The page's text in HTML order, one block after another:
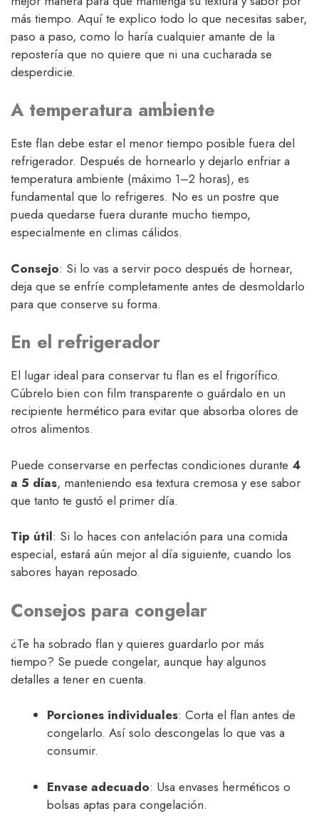
más tiempo. Aquí te explico todo lo que necesitas saber,
paso a paso, como lo haría cualquier amante de la
repostería que no quiere que ni una cucharada se
desperdicie.
A temperatura ambiente
Este flan debe estar el menor tiempo posible fuera del
refrigerador. Después de hornearlo y dejarlo enfriar a
temperatura ambiente (máximo 1–2 horas), es
fundamental que lo refrigeres. No es un postre que
pueda quedarse fuera durante mucho tiempo,
especialmente en climas cálidos.
Consejo: Si lo vas a servir poco después de hornear,
deja que se enfríe completamente antes de desmoldarlo
para que conserve su forma.
En el refrigerador
El lugar ideal para conservar tu flan es el frigorífico.
Cúbrelo bien con film transparente o guárdalo en un
recipiente hermético para evitar que absorba olores de
otros alimentos.
Puede conservarse en perfectas condiciones durante 4
a 5 días, manteniendo esa textura cremosa y ese sabor
que tanto te gustó el primer día.
Tip útil: Si lo haces con antelación para una comida
especial, estará aún mejor al día siguiente, cuando los
sabores hayan reposado.
Consejos para congelar
¿Te ha sobrado flan y quieres guardarlo por más
tiempo? Se puede congelar, aunque hay algunos
detalles a tener en cuenta.
Porciones individuales: Corta el flan antes de
congelarlo. Así solo descongelas lo que vas a
consumir.
Envase adecuado: Usa envases herméticos o
bolsas aptas para congelación.